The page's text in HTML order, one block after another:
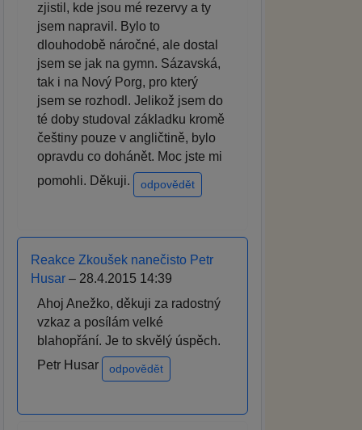
zjistil, kde jsou mé rezervy a ty
jsem napravil. Bylo to
dlouhodobě náročné, ale dostal
jsem se jak na gymn. Sázavská,
tak i na Nový Porg, pro který
jsem se rozhodl. Jelikož jsem do
té doby studoval základku kromě
češtiny pouze v angličtině, bylo
opravdu co dohánět. Moc jste mi
pomohli. Děkuji.
odpovědět
Reakce Zkoušek nanečisto Petr
Husar – 28.4.2015 14:39
Ahoj Anežko, děkuji za radostný
vzkaz a posílám velké
blahopřání. Je to skvělý úspěch.
Petr Husar
odpovědět